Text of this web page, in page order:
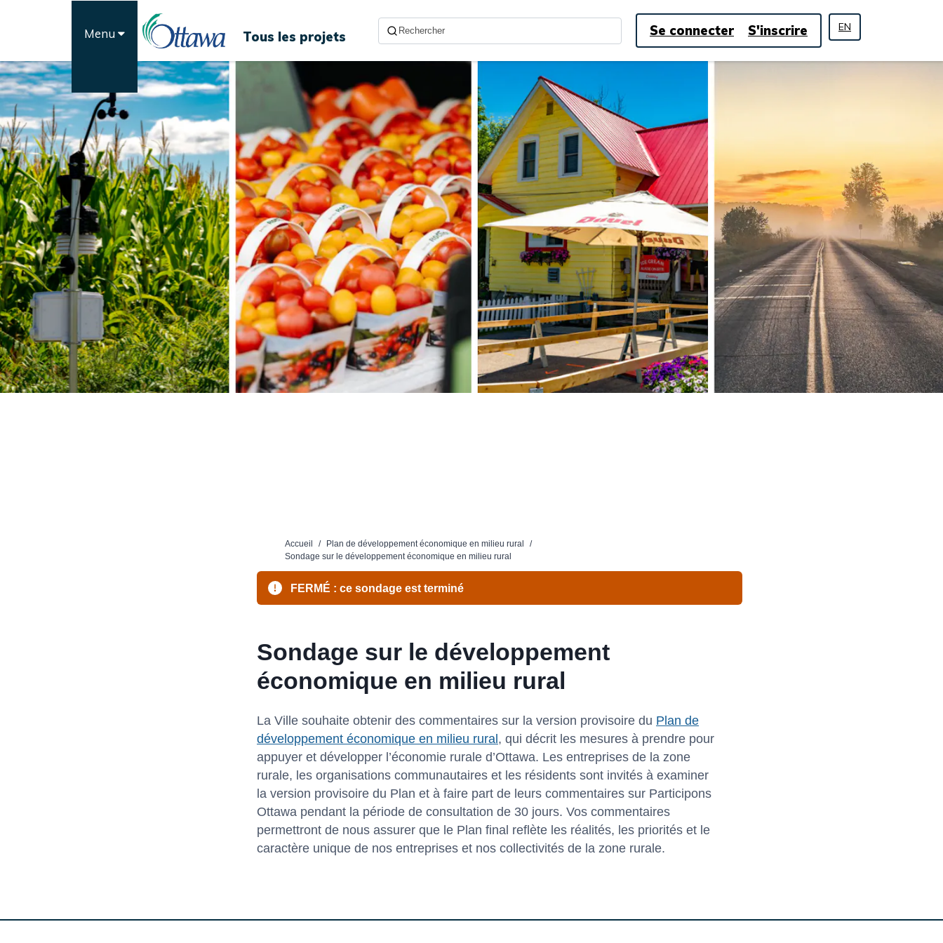
Menu EN
Tous les projets Se connecter S'inscrire
Accueil / Plan de développement économique en milieu rural
/
Sondage sur le développement économique en milieu rural
FERMÉ : ce sondage est terminé
Sondage sur le développement
économique en milieu rural
La Ville souhaite obtenir des commentaires sur la version provisoire du Plan de
développement économique en milieu rural, qui décrit les mesures à prendre pour
appuyer et développer l’économie rurale d’Ottawa. Les entreprises de la zone
rurale, les organisations communautaires et les résidents sont invités à examiner
la version provisoire du Plan et à faire part de leurs commentaires sur Participons
Ottawa pendant la période de consultation de 30 jours. Vos commentaires
permettront de nous assurer que le Plan final reflète les réalités, les priorités et le
caractère unique de nos entreprises et nos collectivités de la zone rurale.